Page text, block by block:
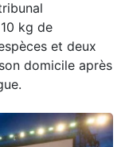
kg de
et deux
domicile après